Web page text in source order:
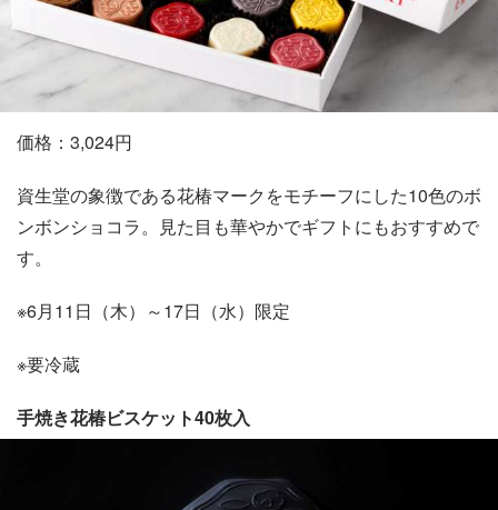
価格：3,024円
資生堂の象徴である花椿マークをモチーフにした10色のボ
ンボンショコラ。見た目も華やかでギフトにもおすすめで
す。
※6月11日（木）～17日（水）限定
※要冷蔵
手焼き花椿ビスケット40枚入